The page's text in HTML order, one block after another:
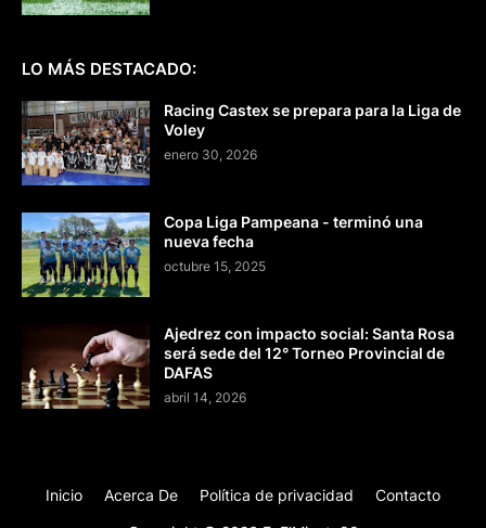
LO MÁS DESTACADO:
Racing Castex se prepara para la Liga de
Voley
enero 30, 2026
Copa Liga Pampeana - terminó una
nueva fecha
octubre 15, 2025
Ajedrez con impacto social: Santa Rosa
será sede del 12° Torneo Provincial de
DAFAS
abril 14, 2026
Inicio Acerca De Política de privacidad Contacto